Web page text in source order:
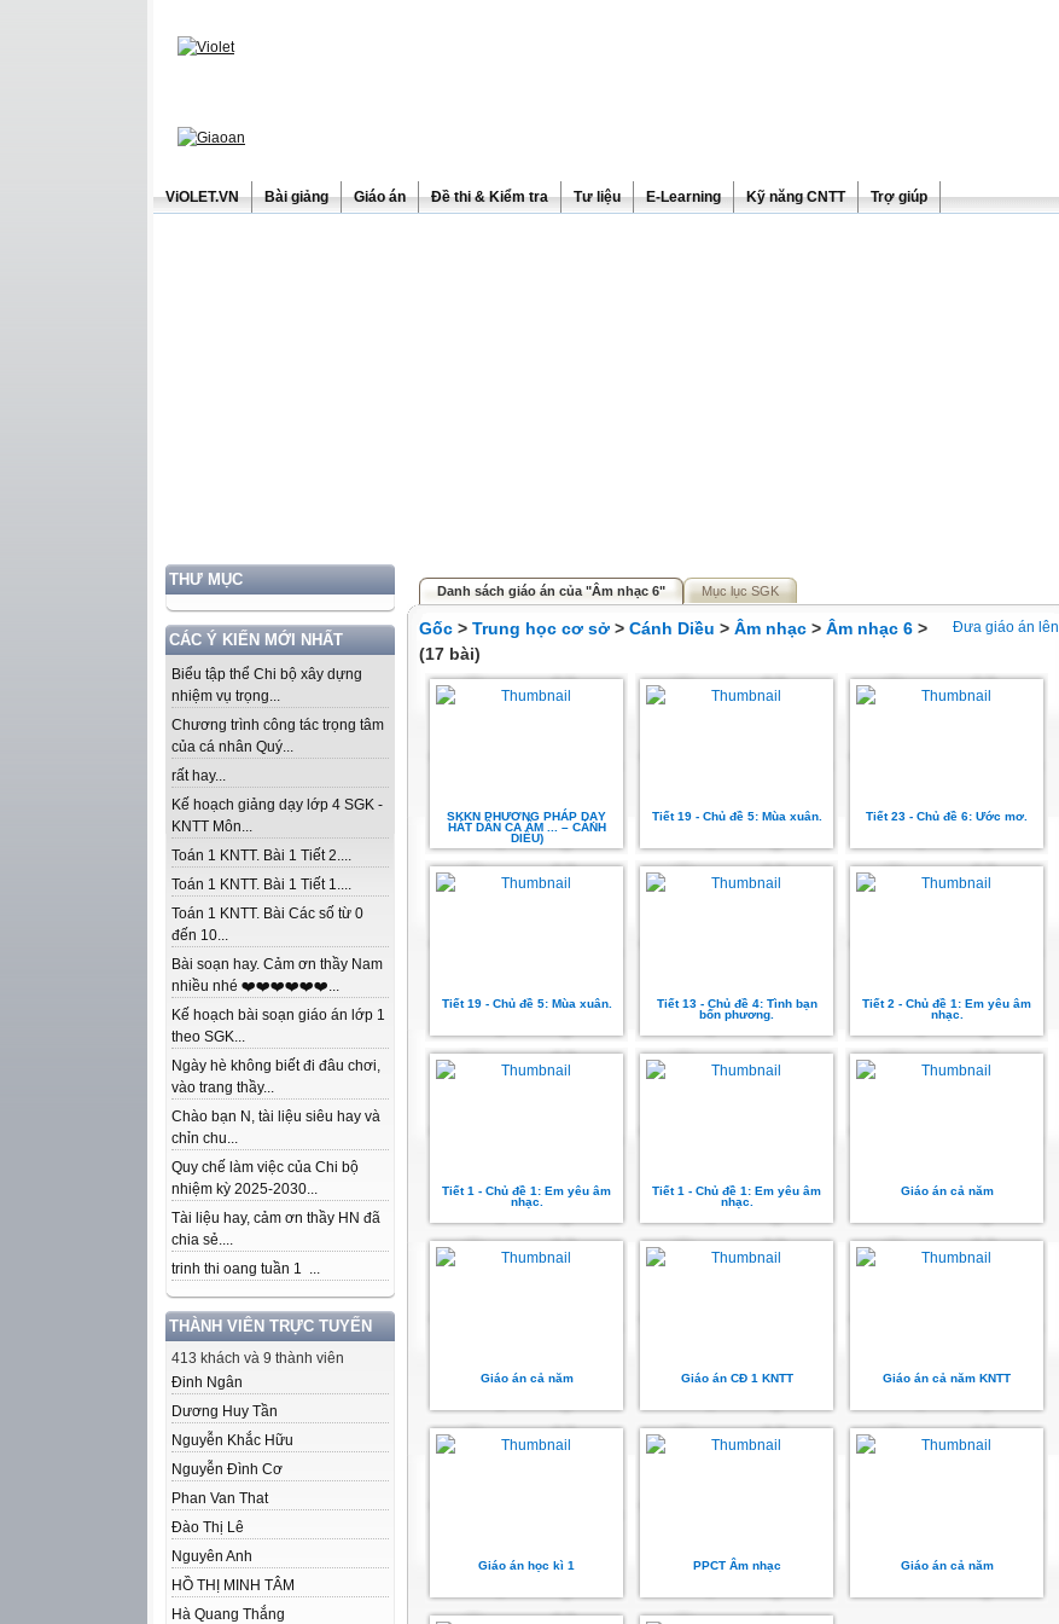
ViOLET.VN Bài giảng Giáo án Đề thi & Kiểm tra Tư liệu E-Learning Kỹ năng CNTT Trợ giúp
THƯ MỤC
CÁC Ý KIẾN MỚI NHẤT
Biểu tập thể Chi bộ xây dựng
nhiệm vụ trọng...
Chương trình công tác trọng tâm
của cá nhân Quý...
rất hay...
Kế hoạch giảng dạy lớp 4 SGK -
KNTT Môn...
Toán 1 KNTT. Bài 1 Tiết 2....
Toán 1 KNTT. Bài 1 Tiết 1....
Toán 1 KNTT. Bài Các số từ 0
đến 10...
Bài soạn hay. Cảm ơn thầy Nam
nhiều nhé ❤️❤️❤️❤️❤️❤️...
Kế hoạch bài soạn giáo án lớp 1
theo SGK...
Ngày hè không biết đi đâu chơi,
vào trang thầy...
Chào bạn N, tài liệu siêu hay và
chỉn chu...
Quy chế làm việc của Chi bộ
nhiệm kỳ 2025-2030...
Tài liệu hay, cảm ơn thầy HN đã
chia sẻ....
trinh thi oang tuần 1 ...
THÀNH VIÊN TRỰC TUYẾN
413 khách và 9 thành viên
Đinh Ngân
Dương Huy Tần
Nguyễn Khắc Hữu
Nguyễn Đình Cơ
Phan Van That
Đào Thị Lê
Nguyên Anh
HỒ THỊ MINH TÂM
Hà Quang Thắng
Danh sách giáo án của "Âm nhạc 6" Mục lục SGK
Đưa giáo án lên
Gốc > Trung học cơ sở > Cánh Diều > Âm nhạc > Âm nhạc 6 >
(17 bài)
SKKN PHƯƠNG PHÁP DẠY
HÁT DÂN CA ÂM ... – CÁNH
DIỀU)
Tiết 19 - Chủ đề 5: Mùa xuân. Tiết 23 - Chủ đề 6: Ước mơ.
Tiết 19 - Chủ đề 5: Mùa xuân.
Tiết 13 - Chủ đề 4: Tình bạn
bốn phương.
Tiết 2 - Chủ đề 1: Em yêu âm
nhạc.
Tiết 1 - Chủ đề 1: Em yêu âm
nhạc.
Tiết 1 - Chủ đề 1: Em yêu âm
nhạc.
Giáo án cả năm
Giáo án cả năm Giáo án CĐ 1 KNTT Giáo án cả năm KNTT
Giáo án học kì 1 PPCT Âm nhạc Giáo án cả năm